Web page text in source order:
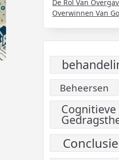
De Rol Van
Overwinnen Van
Beheersen
Cognitieve
Conclusie